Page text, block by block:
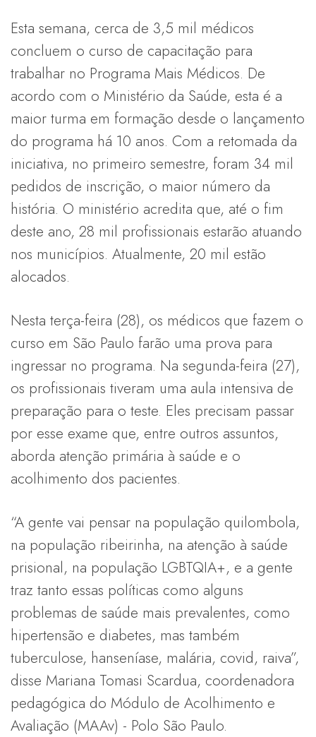
Esta semana, cerca de 3,5 mil médicos
concluem o curso de capacitação para
trabalhar no Programa Mais Médicos. De
acordo com o Ministério da Saúde, esta é a
maior turma em formação desde o lançamento
do programa há 10 anos. Com a retomada da
iniciativa, no primeiro semestre, foram 34 mil
pedidos de inscrição, o maior número da
história. O ministério acredita que, até o fim
deste ano, 28 mil profissionais estarão atuando
nos municípios. Atualmente, 20 mil estão
alocados.
Nesta terça-feira (28), os médicos que fazem o
curso em São Paulo farão uma prova para
ingressar no programa. Na segunda-feira (27),
os profissionais tiveram uma aula intensiva de
preparação para o teste. Eles precisam passar
por esse exame que, entre outros assuntos,
aborda atenção primária à saúde e o
acolhimento dos pacientes.
“A gente vai pensar na população quilombola,
na população ribeirinha, na atenção à saúde
prisional, na população LGBTQIA+, e a gente
traz tanto essas políticas como alguns
problemas de saúde mais prevalentes, como
hipertensão e diabetes, mas também
tuberculose, hanseníase, malária, covid, raiva”,
disse Mariana Tomasi Scardua, coordenadora
pedagógica do Módulo de Acolhimento e
Avaliação (MAAv) - Polo São Paulo.